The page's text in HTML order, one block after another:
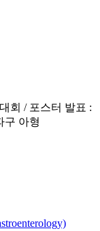
회 / 포스터 발표 :
구 아형